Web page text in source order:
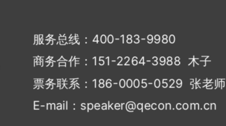
服务总线：400-183-9980
商务合作：151-2264-3988 木子
票务联系：186-0005-0529 张老师
E-mail：speaker@qecon.com.cn